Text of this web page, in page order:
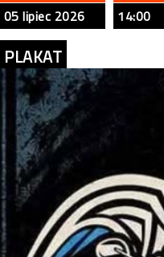
05 lipiec 2026
14:00
PLAKAT